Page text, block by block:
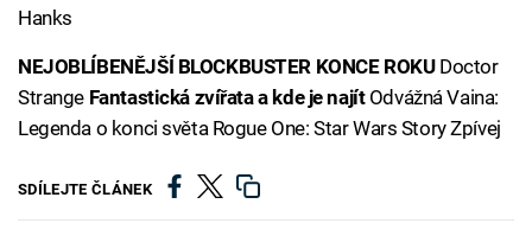
Hanks
NEJOBLÍBENĚJŠÍ BLOCKBUSTER KONCE ROKUDoctor
Strange Fantastická zvířata a kde je najítOdvážná Vaina:
Legenda o konci světa Rogue One: Star Wars Story Zpívej
SDÍLEJTE ČLÁNEK